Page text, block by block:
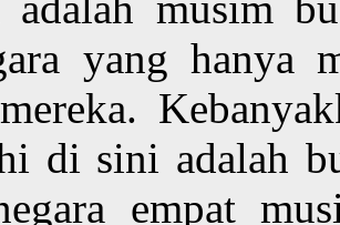
yang hanya
di sini adalah
empat